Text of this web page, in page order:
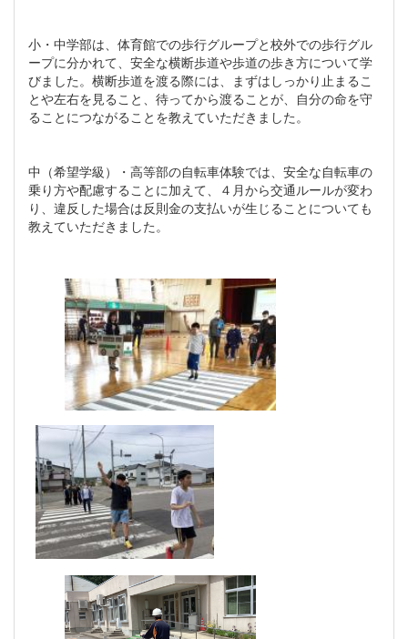
小・中学部は、体育館での歩行グループと校外での歩行グル
ープに分かれて、安全な横断歩道や歩道の歩き方について学
びました。横断歩道を渡る際には、まずはしっかり止まるこ
とや左右を見ること、待ってから渡ることが、自分の命を守
ることにつながることを教えていただきました。
中（希望学級）・高等部の自転車体験では、安全な自転車の
乗り方や配慮することに加えて、４月から交通ルールが変わ
り、違反した場合は反則金の支払いが生じることについても
教えていただきました。